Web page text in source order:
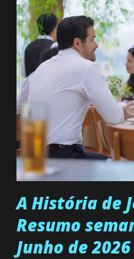
permanecer virgem até
ama, o que não é fácil, já
se aprimorar,
ser a primeira mulher da
universidade. Ela tem
muito madura para a
empática. Detesta
teimosa e muito
Durante um exame
A História de
Resumo
Junho de 2026